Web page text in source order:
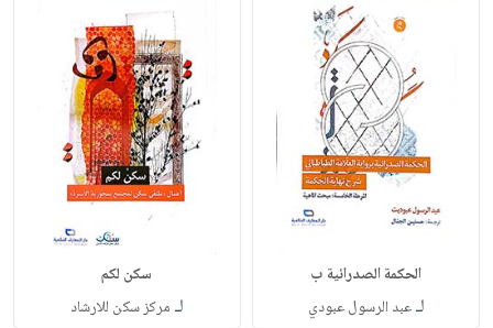
الحكمة الصدرائية ب
لـعبد الرسول عبودي
سكن لكم
لـ مركز سكن للارشاد